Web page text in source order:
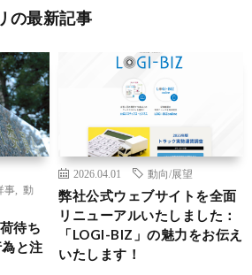
の最新記事
事
動
待ち
と注
2026.04.01 動向/展望
弊社公式ウェブサイトを全面
リニューアルいたしました：
「LOGI-BIZ」の魅力をお伝え
いたします！